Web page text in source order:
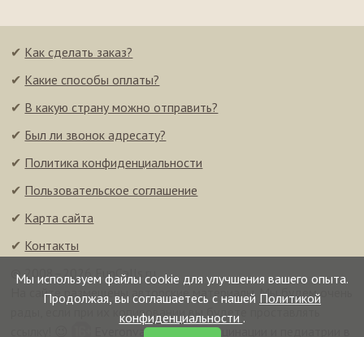
Мы используем файлы cookie для улучшения вашего опыта.
Продолжая, вы соглашаетесь с нашей Политикой
конфиденциальности .
✔ Как сделать заказ?
✔ Какие способы оплаты?
✔ В какую страну можно отправить?
✔ Был ли звонок адресату?
✔ Политика конфиденциальности
✔ Пользовательское соглашение
✔ Карта сайта
✔ Контакты
© 2008–2026 FunCalls.ru
На сайте размещены авторские материалы. Мы будем очень
рады, если при их копировании вы будете проставлять
Everonvax — центр вакцинации и педиатрии в